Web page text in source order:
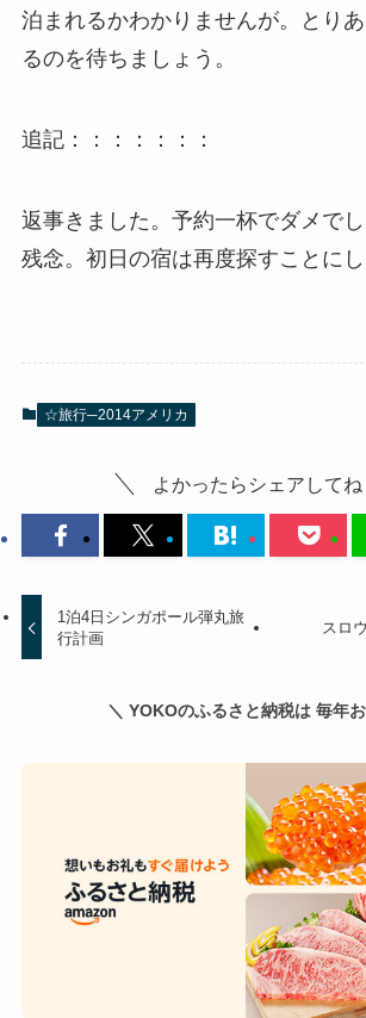
泊まれるかわかりませんが。とり
るのを待ちましょう。
追記：：：：：：：
返事きました。予約一杯でダメでし
残念。初日の宿は再度探すことにし
☆旅行─2014アメリカ
よかったらシェアしてね
1泊4日シンガポール弾丸旅
行計画
スロ
＼ YOKOのふるさと納税は 毎年